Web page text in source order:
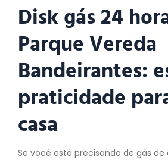
Disk gás 24
Parque Vereda
Bandeirantes:
praticidade
casa
Se você está precisando de gás